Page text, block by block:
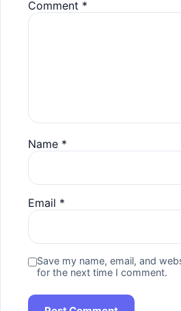
Comment *
Name *
Email *
Save my name, email, and
for the next time I comment.